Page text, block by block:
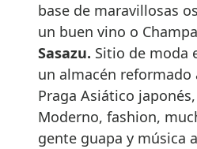
base de maravillosas
un buen vino o
Sasazu. Sitio de moda
un almacén reformado
Praga Asiático
Moderno, fashion,
gente guapa y música